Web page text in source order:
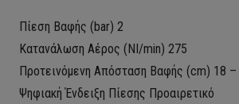
Πίεση Βαφής (bar) 2
Κατανάλωση Αέρος (NI/min) 275
Προτεινόμενη Απόσταση Βαφής (cm) 18 –
Ψηφιακή Ένδειξη Πίεσης Προαιρετικό